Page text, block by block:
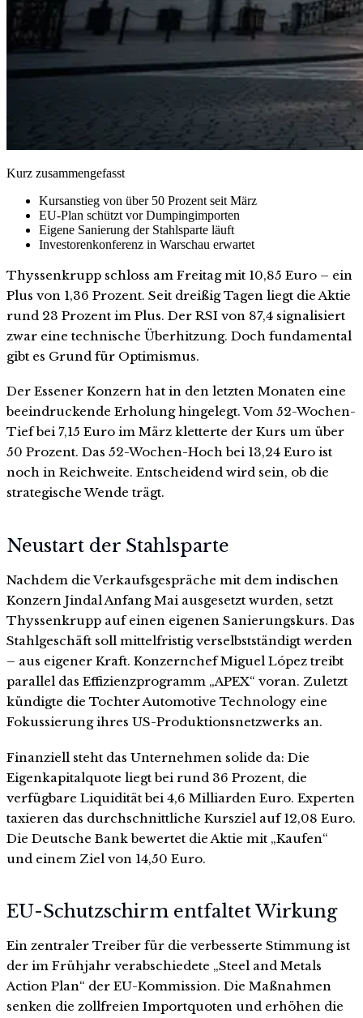
Kurz zusammengefasst
Kursanstieg von über 50 Prozent seit März
EU-Plan schützt vor Dumpingimporten
Eigene Sanierung der Stahlsparte läuft
Investorenkonferenz in Warschau erwartet
Thyssenkrupp schloss am Freitag mit 10,85 Euro – ein
Plus von 1,36 Prozent. Seit dreißig Tagen liegt die Aktie
rund 23 Prozent im Plus. Der RSI von 87,4 signalisiert
zwar eine technische Überhitzung. Doch fundamental
gibt es Grund für Optimismus.
Der Essener Konzern hat in den letzten Monaten eine
beeindruckende Erholung hingelegt. Vom 52-Wochen-
Tief bei 7,15 Euro im März kletterte der Kurs um über
50 Prozent. Das 52-Wochen-Hoch bei 13,24 Euro ist
noch in Reichweite. Entscheidend wird sein, ob die
strategische Wende trägt.
Neustart der Stahlsparte
Nachdem die Verkaufsgespräche mit dem indischen
Konzern Jindal Anfang Mai ausgesetzt wurden, setzt
Thyssenkrupp auf einen eigenen Sanierungskurs. Das
Stahlgeschäft soll mittelfristig verselbstständigt werden
– aus eigener Kraft. Konzernchef Miguel López treibt
parallel das Effizienzprogramm „APEX“ voran. Zuletzt
kündigte die Tochter Automotive Technology eine
Fokussierung ihres US-Produktionsnetzwerks an.
Finanziell steht das Unternehmen solide da: Die
Eigenkapitalquote liegt bei rund 36 Prozent, die
verfügbare Liquidität bei 4,6 Milliarden Euro. Experten
taxieren das durchschnittliche Kursziel auf 12,08 Euro.
Die Deutsche Bank bewertet die Aktie mit „Kaufen“
und einem Ziel von 14,50 Euro.
EU-Schutzschirm entfaltet Wirkung
Ein zentraler Treiber für die verbesserte Stimmung ist
der im Frühjahr verabschiedete „Steel and Metals
Action Plan“ der EU-Kommission. Die Maßnahmen
senken die zollfreien Importquoten und erhöhen die